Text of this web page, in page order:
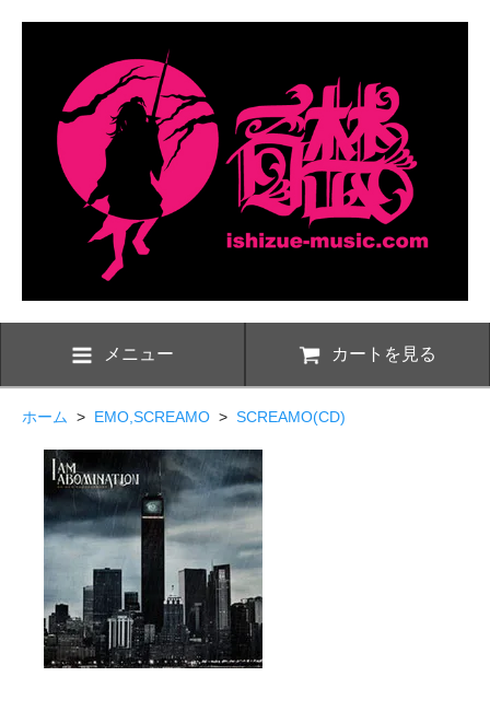
メニュー カートを見る
ホーム > EMO,SCREAMO > SCREAMO(CD)